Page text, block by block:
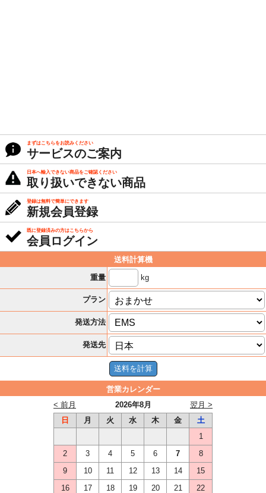
まずはこちらをお読みください
サービスのご案内
日本へ輸入できない商品をご確認ください
取り扱いできない商品
登録は無料で簡単にできます
新規会員登録
既に登録済みの方はこちらから
会員ログイン
送料計算機
重量
kg
プラン
発送方法
発送先
営業カレンダー
2026年8月
< 前月
翌月 >
日
月 火 水 木 金
土
1
2
3 4 5 6 7
8
9
10 11 12 13 14
15
16
17 18 19 20 21
22